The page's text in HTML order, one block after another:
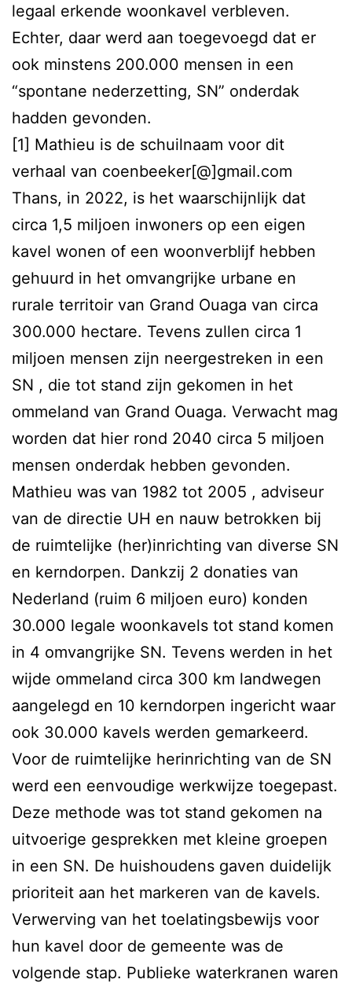
legaal erkende woonkavel verbleven.
Echter, daar werd aan toegevoegd dat er
ook minstens 200.000 mensen in een
“spontane nederzetting, SN” onderdak
hadden gevonden.
[1] Mathieu is de schuilnaam voor dit
verhaal van coenbeeker[@]gmail.com
Thans, in 2022, is het waarschijnlijk dat
circa 1,5 miljoen inwoners op een eigen
kavel wonen of een woonverblijf hebben
gehuurd in het omvangrijke urbane en
rurale territoir van Grand Ouaga van circa
300.000 hectare. Tevens zullen circa 1
miljoen mensen zijn neergestreken in een
SN , die tot stand zijn gekomen in het
ommeland van Grand Ouaga. Verwacht mag
worden dat hier rond 2040 circa 5 miljoen
mensen onderdak hebben gevonden.
Mathieu was van 1982 tot 2005 , adviseur
van de directie UH en nauw betrokken bij
de ruimtelijke (her)inrichting van diverse SN
en kerndorpen. Dankzij 2 donaties van
Nederland (ruim 6 miljoen euro) konden
30.000 legale woonkavels tot stand komen
in 4 omvangrijke SN. Tevens werden in het
wijde ommeland circa 300 km landwegen
aangelegd en 10 kerndorpen ingericht waar
ook 30.000 kavels werden gemarkeerd.
Voor de ruimtelijke herinrichting van de SN
werd een eenvoudige werkwijze toegepast.
Deze methode was tot stand gekomen na
uitvoerige gesprekken met kleine groepen
in een SN. De huishoudens gaven duidelijk
prioriteit aan het markeren van de kavels.
Verwerving van het toelatingsbewijs voor
hun kavel door de gemeente was de
volgende stap. Publieke waterkranen waren